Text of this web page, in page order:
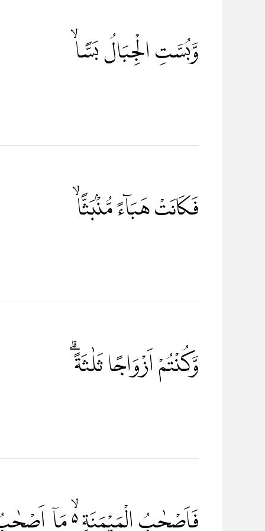
وَّبُسَّتِ الْجِبَالُ بَسًّاۙ
فَكَانَتْ هَبَاۤءً مُّنْۢبَثًّاۙ
وَّكُنْتُمْ اَزْوَاجًا ثَلٰثَةً ۗ
فَاَصْحٰبُ الْمَيْمَنَةِ ەۙ مَآ اَصْحٰبُ